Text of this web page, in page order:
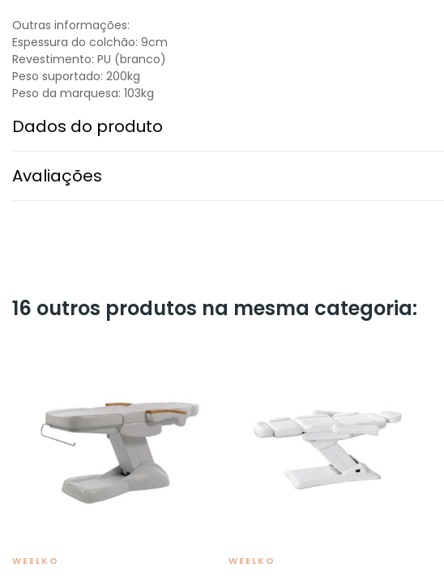
Outras informações:
Espessura do colchão: 9cm
Revestimento: PU (branco)
Peso suportado: 200kg
Peso da marquesa: 103kg
Dados do produto
Avaliações
16 outros produtos na mesma categoria:
WEELKO WEELKO